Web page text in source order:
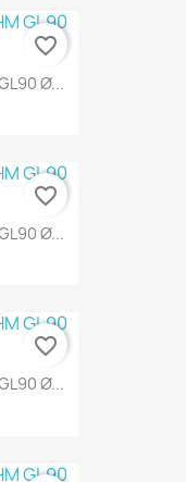
Ø...
favorite_border
Ø...
favorite_border
Ø...
favorite_border